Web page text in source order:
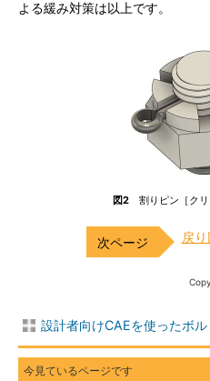
よる緩み対策は以上です。
図2 割りピン［クリ
戻
設計者向けCAEを使ったボ